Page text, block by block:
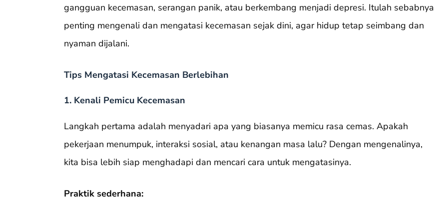
gangguan kecemasan, serangan panik, atau berkembang menjadi depresi. Itulah sebabnya
penting mengenali dan mengatasi kecemasan sejak dini, agar hidup tetap seimbang dan
nyaman dijalani.
Tips Mengatasi Kecemasan Berlebihan
1. Kenali Pemicu Kecemasan
Langkah pertama adalah menyadari apa yang biasanya memicu rasa cemas. Apakah
pekerjaan menumpuk, interaksi sosial, atau kenangan masa lalu? Dengan mengenalinya,
kita bisa lebih siap menghadapi dan mencari cara untuk mengatasinya.
Praktik sederhana: